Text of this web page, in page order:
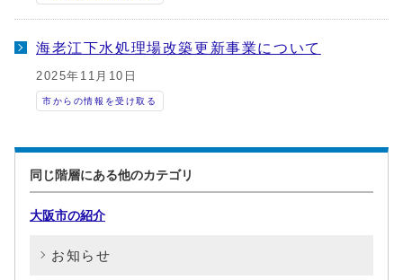
海老江下水処理場改築更新事業について
2025年11月10日
市からの情報を受け取る
同じ階層にある他のカテゴリ
大阪市の紹介
お知らせ